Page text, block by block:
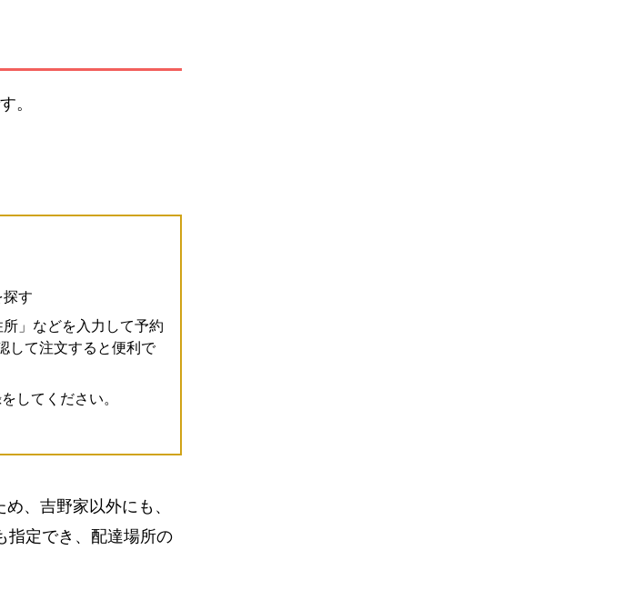
。
探す
」などを入力して予約
して注文すると便利で
してください。
、吉野家以外にも、
指定でき、配達場所の